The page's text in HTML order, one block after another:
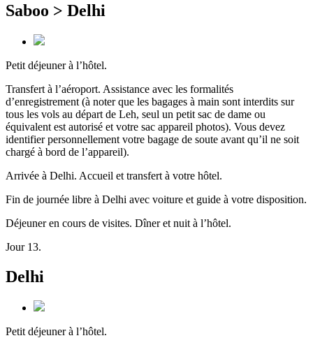
Saboo > Delhi
Petit déjeuner à l’hôtel.
Transfert à l’aéroport. Assistance avec les formalités
d’enregistrement (à noter que les bagages à main sont interdits sur
tous les vols au départ de Leh, seul un petit sac de dame ou
équivalent est autorisé et votre sac appareil photos). Vous devez
identifier personnellement votre bagage de soute avant qu’il ne soit
chargé à bord de l’appareil).
Arrivée à Delhi. Accueil et transfert à votre hôtel.
Fin de journée libre à Delhi avec voiture et guide à votre disposition.
Déjeuner en cours de visites. Dîner et nuit à l’hôtel.
Jour 13.
Delhi
Petit déjeuner à l’hôtel.